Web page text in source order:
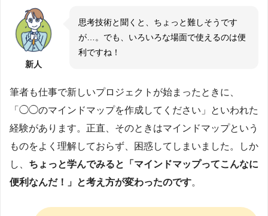
新人
思考技術と聞くと、ちょっと難しそうです
が…。でも、いろいろな場面で使えるのは便
利ですね！
筆者も仕事で新しいプロジェクトが始まったときに、
「◯◯のマインドマップを作成してください」といわれた
経験があります。正直、そのときはマインドマップという
ものをよく理解しておらず、困惑してしまいました。しか
し、 ちょっと学んでみると「マインドマップってこんなに
便利なんだ！」と考え方が変わったのです